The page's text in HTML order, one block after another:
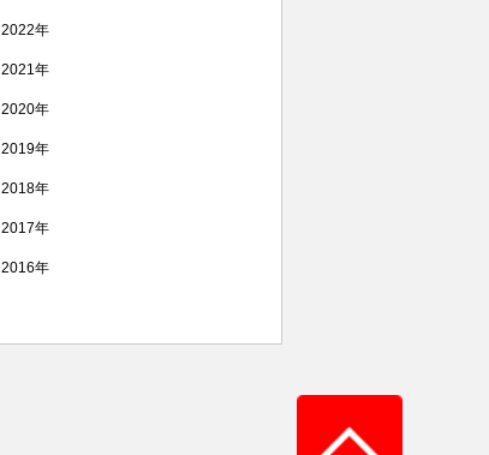
2022年
2021年
2020年
2019年
2018年
2017年
2016年